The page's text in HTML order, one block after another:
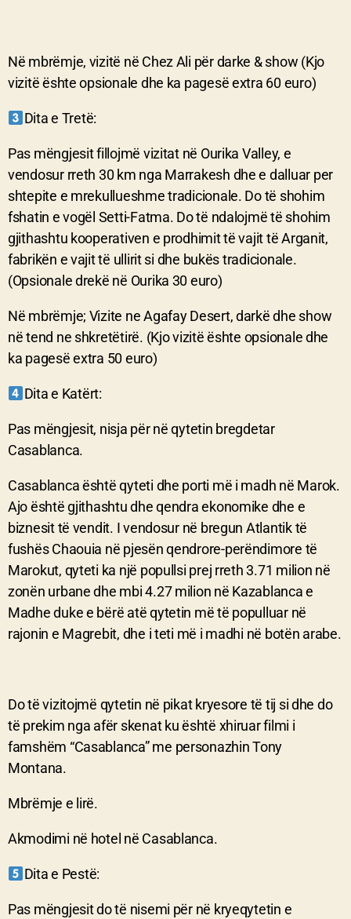
Në mbrëmje, vizitë në Chez Ali për darke & show (Kjo
vizitë ështe opsionale dhe ka pagesë extra 60 euro)
Dita e Tretë:
Pas mëngjesit fillojmë vizitat në Ourika Valley, e
vendosur rreth 30 km nga Marrakesh dhe e dalluar per
shtepite e mrekullueshme tradicionale. Do të shohim
fshatin e vogël Setti-Fatma. Do të ndalojmë të shohim
gjithashtu kooperativen e prodhimit të vajit të Arganit,
fabrikën e vajit të ullirit si dhe bukës tradicionale.
(Opsionale drekë në Ourika 30 euro)
Në mbrëmje; Vizite ne Agafay Desert, darkë dhe show
në tend ne shkretëtirë. (Kjo vizitë ështe opsionale dhe
ka pagesë extra 50 euro)
Dita e Katërt:
Pas mëngjesit, nisja për në qytetin bregdetar
Casablanca.
Casablanca është qyteti dhe porti më i madh në Marok.
Ajo është gjithashtu dhe qendra ekonomike dhe e
biznesit të vendit. I vendosur në bregun Atlantik të
fushës Chaouia në pjesën qendrore-perëndimore të
Marokut, qyteti ka një popullsi prej rreth 3.71 milion në
zonën urbane dhe mbi 4.27 milion në Kazablanca e
Madhe duke e bërë atë qytetin më të populluar në
rajonin e Magrebit, dhe i teti më i madhi në botën arabe.
Do të vizitojmë qytetin në pikat kryesore të tij si dhe do
të prekim nga afër skenat ku është xhiruar filmi i
famshëm “Casablanca” me personazhin Tony
Montana.
Mbrëmje e lirë.
Akmodimi në hotel në Casablanca.
Dita e Pestë:
Pas mëngjesit do të nisemi për në kryeqytetin e